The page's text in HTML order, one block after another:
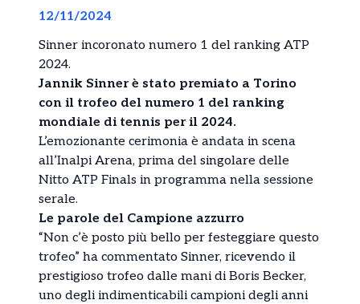
12/11/2024
Sinner incoronato numero 1 del ranking ATP
2024.
Jannik Sinner è stato premiato a Torino
con il trofeo del numero 1 del ranking
mondiale di tennis per il 2024.
L’emozionante cerimonia è andata in scena
all’Inalpi Arena, prima del singolare delle
Nitto ATP Finals in programma nella sessione
serale.
Le parole del Campione azzurro
“Non c’è posto più bello per festeggiare questo
trofeo” ha commentato Sinner, ricevendo il
prestigioso trofeo dalle mani di Boris Becker,
uno degli indimenticabili campioni degli anni